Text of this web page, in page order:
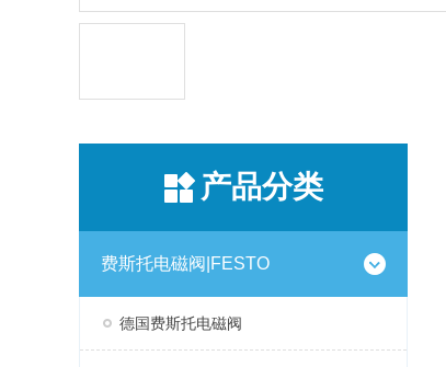
产品分类
费斯托电磁阀|FESTO
德国费斯托电磁阀